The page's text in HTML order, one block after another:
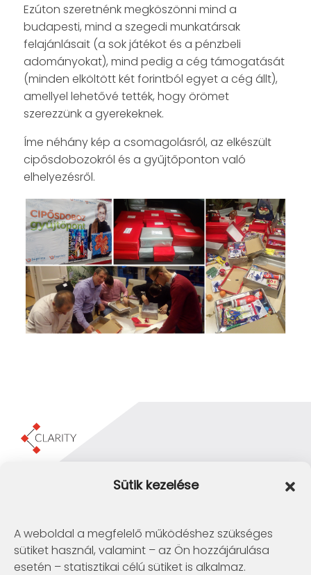
Sütik kezelése
A weboldal a megfelelő működéshez szükséges
sütiket használ, valamint – az Ön hozzájárulása
esetén – statisztikai célú sütiket is alkalmaz.
Ezúton szeretnénk megköszönni mind a
budapesti, mind a szegedi munkatársak
felajánlásait (a sok játékot és a pénzbeli
adományokat), mind pedig a cég támogatását
(minden elköltött két forintból egyet a cég állt),
amellyel lehetővé tették, hogy örömet
szerezzünk a gyerekeknek.
Íme néhány kép a csomagolásról, az elkészült
cipősdobozokról és a gyűjtőponton való
elhelyezésről.
Clarity Consulting Kft.
1145 Budapest, Erzsébet Királyné útja 29/b.
Telconex Middle East